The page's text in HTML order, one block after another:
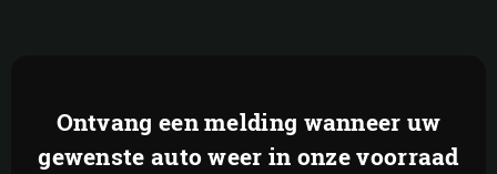
Ontvang een melding wanneer uw
gewenste auto weer in onze voorraad